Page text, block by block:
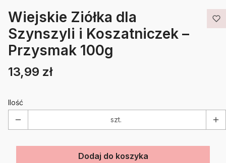
Wiejskie Ziółka dla
Szynszyli i Koszatniczek –
Przysmak 100g
Etykiety
Cena
13,99 zł
Ilość
szt.
Dodaj do koszyka